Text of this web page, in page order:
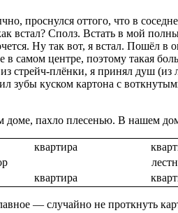
проснулся оттого, что в
Сполз. Встать в мой
Ну так вот, я встал. Пошёл
самом центре, поэтому такая
стрейч-плёнки, я принял душ
зубы куском картона с
пахло плесенью. В нашем
квартира
квартира
— случайно не проткнуть